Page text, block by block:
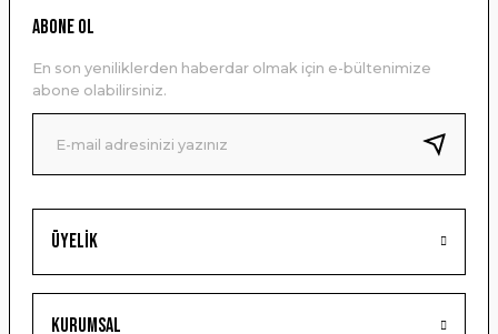
Ürün resmi kalitesiz, bozuk veya görüntülenemiyor.
Ürün bilgilerinde hatalar bulunuyor.
Ürün fiyatı diğer sitelerden daha pahalı.
Bu ürüne benzer farklı alternatifler olmalı.
Gönder
Üyelik
Kurumsal
ABONE OL
En son yeniliklerden haberdar olmak için e-bültenimize
abone olabilirsiniz.